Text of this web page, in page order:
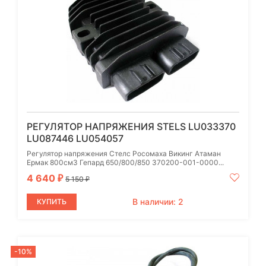
РЕГУЛЯТОР НАПРЯЖЕНИЯ STELS LU033370
LU087446 LU054057
Регулятор напряжения Стелс Росомаха Викинг Атаман
Ермак 800см3 Гепард 650/800/850 370200-001-0000...
4 640 ₽ 5 150₽
КУПИТЬ В наличии: 2
-10%